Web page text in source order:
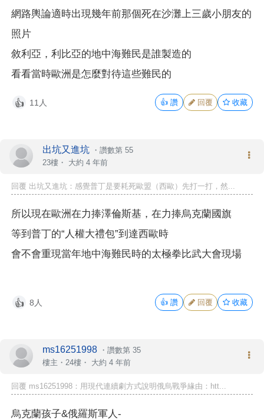
網路輿論適時出現幾年前那個死在沙灘上三歲小朋友的
照片
敘利亞，利比亞的地中海難民是誰製造的
看看當時歐洲是怎麼對待這些難民的
👍 11人 👍 讚 回覆 收藏
出坑又進坑 ・ 讚數第 55
23樓・ 大約 4 年前
回覆 出坑又進坑：感覺普丁是要耗死歐盟（西歐）先打一打，然...
所以現在歐洲在力捧澤倫斯基，在力捧烏克蘭國旗
等到普丁的“人權大禮包”到達西歐時
會不會重現當年地中海難民時的太極拳比武大會現場
👍 8人 👍 讚 回覆 收藏
ms16251998 ・ 讚數第 35
樓主 ・24樓・ 大約 4 年前
回覆 ms16251998：用現代連續劇方式說明俄烏戰爭緣由：htt...
烏克蘭孩子&俄羅斯軍人-